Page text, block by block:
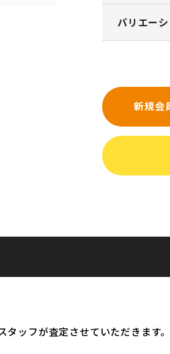
バリエー
新規会
ッフが査定させていただきます。